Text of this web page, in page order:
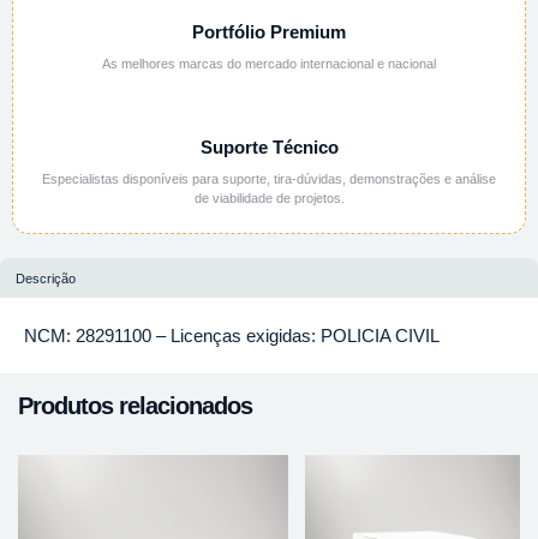
Portfólio Premium
As melhores marcas do mercado internacional e nacional
Suporte Técnico
Especialistas disponíveis para suporte, tira-dúvidas, demonstrações e análise
de viabilidade de projetos.
Descrição
NCM: 28291100 – Licenças exigidas: POLICIA CIVIL
Produtos relacionados